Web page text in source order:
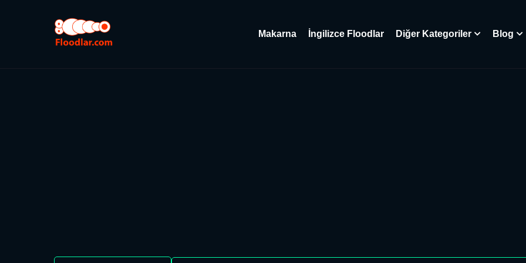
Makarna İngilizce Floodlar Diğer Kategoriler Blog